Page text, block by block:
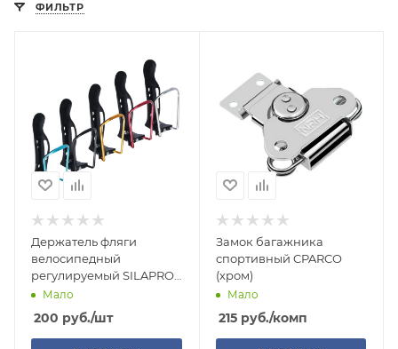
ФИЛЬТР
Держатель фляги
велосипедный
регулируемый SILAPRO,
15х8х7см, пластик,
металл, 5 цветов, 195-055
Мало
200 руб./шт
Замок багажника
спортивный CPARCO
(хром)
Мало
215руб./комп